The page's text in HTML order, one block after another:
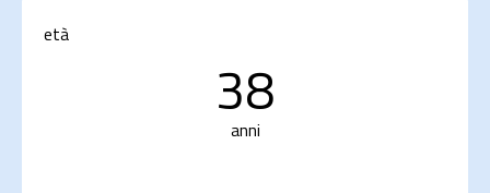
età
38
anni